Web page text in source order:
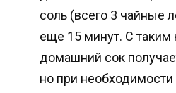
соль (всего 3 чайные
еще 15 минут. С таким
домашний сок
но при